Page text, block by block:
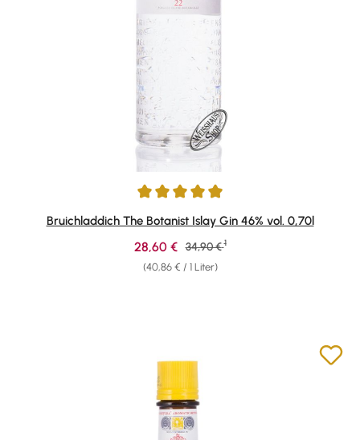
Durchschnittliche Bewertung von 4.89 von 5 Sternen
Bruichladdich The Botanist Islay Gin 46% vol. 0,70l
(40,86 € / 1 Liter)
Verkaufspreis:
28,60 € Regulärer Preis:
34,90 € 1